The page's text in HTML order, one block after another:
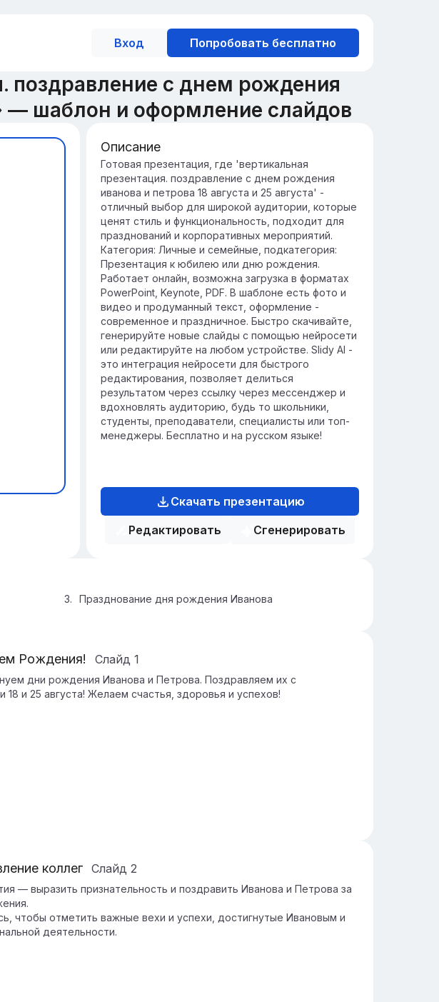
Вход Попробовать бесплатно
поздравление с днем рождения
— шаблон и оформление слайдов
Введение: Поздравление коллег
Цель нашего мероприятия — выразить
признательность и поздравить Иванова и
Петрова за их выдающиеся достижения.
Наша команда собралась, чтобы отметить
важные вехи и успехи, достигнутые
Ивановым и Петровым в профессиональной
деятельности.
Описание
Готовая презентация, где 'вертикальная
презентация. поздравление с днем рождения
иванова и петрова 18 августа и 25 августа' -
отличный выбор для широкой аудитории, которые
ценят стиль и функциональность, подходит для
празднований и корпоративных мероприятий.
Категория: Личные и семейные, подкатегория:
Презентация к юбилею или дню рождения.
Работает онлайн, возможна загрузка в форматах
PowerPoint, Keynote, PDF. В шаблоне есть фото и
видео и продуманный текст, оформление -
современное и праздничное. Быстро скачивайте,
генерируйте новые слайды с помощью нейросети
или редактируйте на любом устройстве. Slidy AI -
это интеграция нейросети для быстрого
редактирования, позволяет делиться
результатом через ссылку через мессенджер и
вдохновлять аудиторию, будь то школьники,
студенты, преподаватели, специалисты или топ-
менеджеры. Бесплатно и на русском языке!
Скачать презентацию
Редактировать
Сгенерировать
Празднование дня рождения Иванова
Рождения! Слайд 1
дни рождения Иванова и Петрова. Поздравляем их с
18 и 25 августа! Желаем счастья, здоровья и успехов!
коллег Слайд 2
— выразить признательность и поздравить Иванова и Петрова за
чтобы отметить важные вехи и успехи, достигнутые Ивановым и
деятельности.